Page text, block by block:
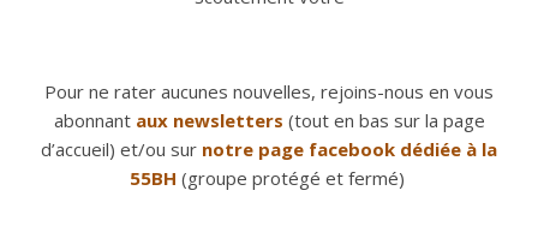
Pour ne rater aucunes nouvelles, rejoins-nous en vous
abonnant aux newsletters (tout en bas sur la page
d’accueil) et/ou sur notre page facebook dédiée à la
55BH (groupe protégé et fermé)